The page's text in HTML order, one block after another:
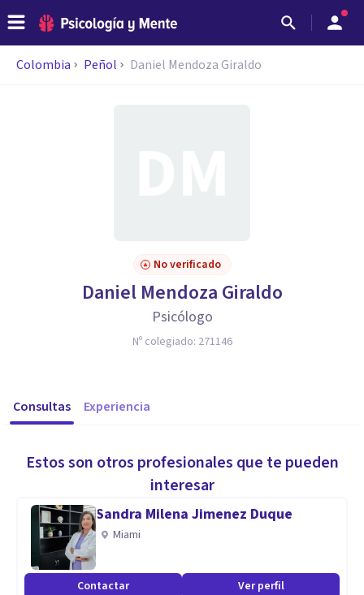
Colombia Peñol Daniel Mendoza Giraldo
No verificado
Daniel Mendoza Giraldo
Psicólogo
Nº colegiado: 271146
Consultas Experiencia
Estos son otros profesionales que te pueden
interesar
Sandra Milena Jimenez Duque
Miami
Contactar Ver perfil